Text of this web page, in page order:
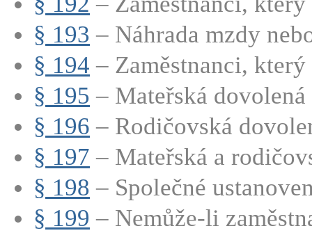
§ 193 – Náhrada mzdy
§ 194 – Zaměstnanci,
§ 195 – Mateřská dovolená
§ 196 – Rodičovská
§ 197 – Mateřská a
§ 198 – Společné
§ 199 – Nemůže-li